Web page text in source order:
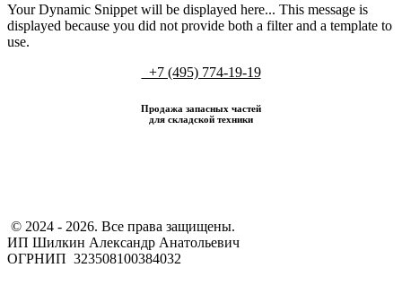
Your Dynamic Snippet will be displayed here... This message is
displayed because you did not provide both a filter and a template to
use.
+7 (495) 774-19-19
Продажа запасных частей
для складской техники
​ © 2024 - 2026. Все права защищены.
ИП Шилкин Александр Анатольевич
ОГРНИП 323508100384032